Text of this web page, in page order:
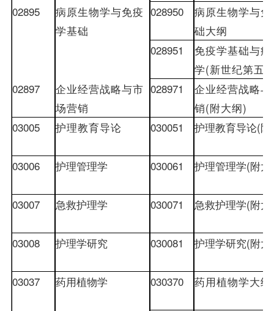
02895
病原生物学与免疫
学基础
028950
病原生物学与
础大纲
028951
免疫学基础与
学(新世纪第五版
02897
企业经营战略与市
场营销
028971
企业经营战略
销(附大纲)
03005
护理教育导论 030051 护理教育导论(
03006 护理管理学 030061 护理管理学(附大
03007 急救护理学 030071 急救护理学(附大
03008 护理学研究 030081 护理学研究(附大
03037 药用植物学 030370 药用植物学大纲